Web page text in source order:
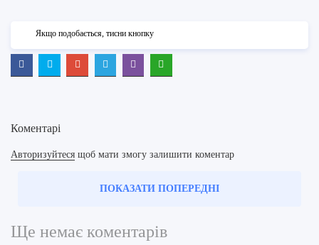
Якщо подобається, тисни кнопку
Коментарі
Авторизуйтеся щоб мати змогу залишити коментар
ПОКАЗАТИ ПОПЕРЕДНІ
Ще немає коментарів